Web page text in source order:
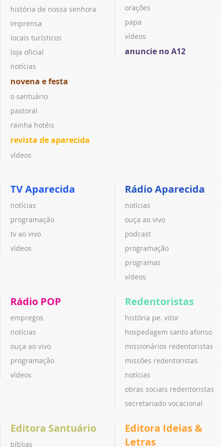
história de nossa senhora
imprensa
locais turísticos
loja oficial
notícias
novena e festa
o santuário
pastoral
rainha hotéis
revista de aparecida
vídeos
orações
papa
vídeos
anuncie no A12
TV Aparecida
notícias
programação
tv ao vivo
vídeos
Rádio Aparecida
notícias
ouça ao vivo
podcast
programação
programas
vídeos
Rádio POP
empregos
notícias
ouça ao vivo
programação
vídeos
Redentoristas
história pe. vitor
hospedagem santo afonso
missionários redentoristas
missões redentoristas
notícias
obras sociais redentoristas
secretariado vocacional
Editora Santuário
bíblias
Editora Ideias &
Letras